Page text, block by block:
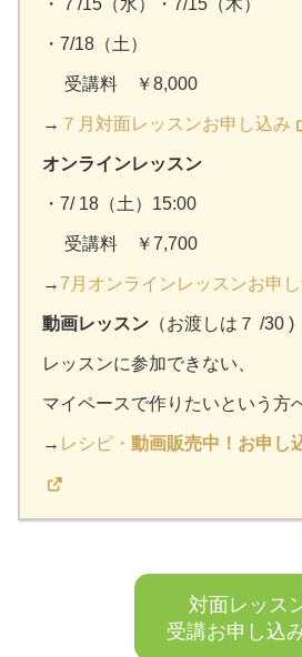
・7/18（土）
受講料 ￥8,000
→ ７月対面レッスンお申し込み
オンラインレッスン
・7/ 18（土）15:00
受講料 ￥7,700
→7月オンラインレッスンお申
動画レッスン （お渡しは７ /30 )
レッスンに参加できない、
マイペースで作りたいという方
→ レシピ・ 動画販売中！お申し
対面レッス
受講お申し込